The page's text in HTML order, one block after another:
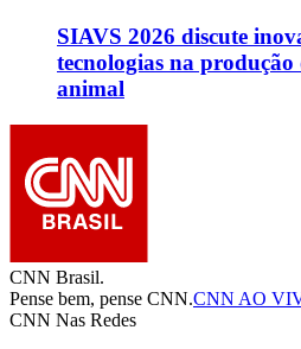
SIAVS 2026 discute
tecnologias na
animal
CNN Brasil.
Pense bem, pense CNN.CNN AO
CNN Nas Redes